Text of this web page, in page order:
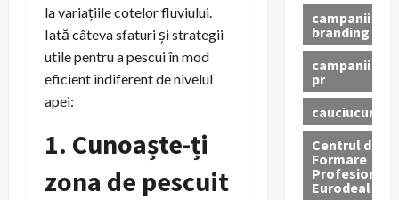
la variațiile cotelor fluviului.
Iată câteva sfaturi și strategii
utile pentru a pescui în mod
eficient indiferent de nivelul
apei:
1. Cunoaște-ți
zona de pescuit
campanii
branding
campanii
pr
cauciucuri
Centrul de
Formare
Profesionala
Eurodeal